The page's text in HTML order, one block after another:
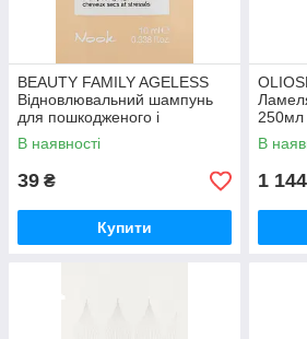
BEAUTY FAMILY AGELESS
Відновлювальний шампунь
для пошкодженого і
ослабленого волосся 10мл
В наявності
39 ₴
Купити
250мл
В
1 144